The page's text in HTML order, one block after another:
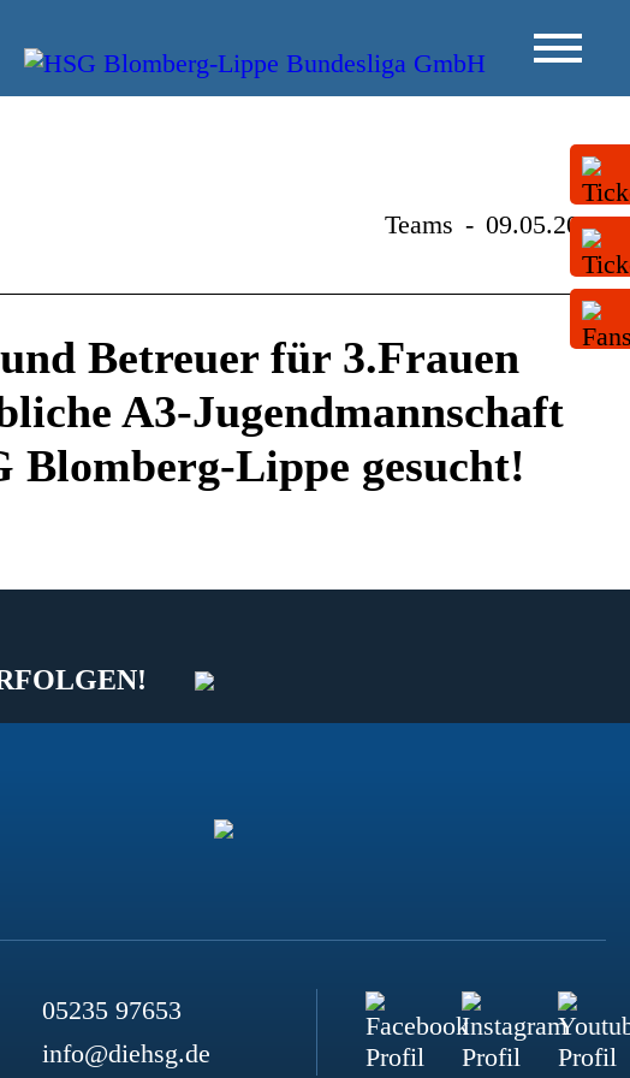
Teams - 09.05.2015
Betreuer für 3.Frauen
A3-Jugendmannschaft
Blomberg-Lippe gesucht!
05235 97653
info@diehsg.de